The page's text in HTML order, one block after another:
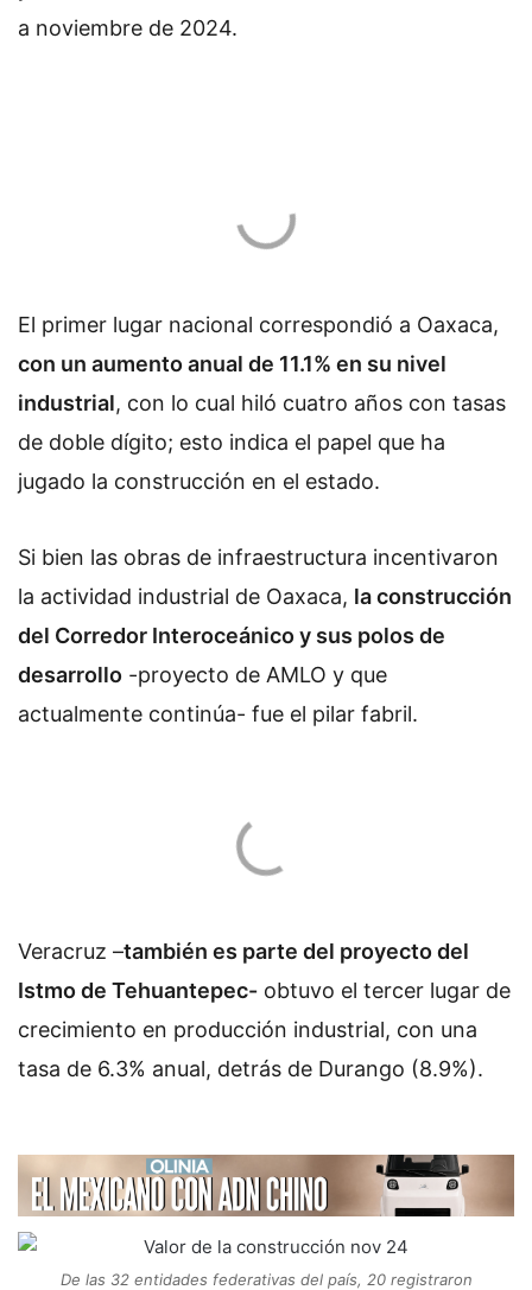
a noviembre de 2024.
El primer lugar nacional correspondió a Oaxaca,
con un aumento anual de 11.1% en su nivel
industrial, con lo cual hiló cuatro años con tasas
de doble dígito; esto indica el papel que ha
jugado la construcción en el estado.
Si bien las obras de infraestructura incentivaron
la actividad industrial de Oaxaca, la construcción
del Corredor Interoceánico y sus polos de
desarrollo -proyecto de AMLO y que
actualmente continúa- fue el pilar fabril.
Veracruz –también es parte del proyecto del
Istmo de Tehuantepec- obtuvo el tercer lugar de
crecimiento en producción industrial, con una
tasa de 6.3% anual, detrás de Durango (8.9%).
De las 32 entidades federativas del país, 20 registraron